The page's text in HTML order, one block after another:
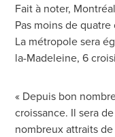
Fait à noter,
Pas moins de
La métropole sera
la-Madeleine, 6
« Depuis bon
croissance. Il sera
nombreux attraits